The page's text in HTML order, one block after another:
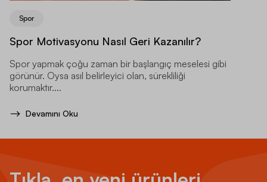
Spor
Spor Motivasyonu Nasıl Geri Kazanılır?
Spor yapmak çoğu zaman bir başlangıç meselesi gibi
görünür. Oysa asıl belirleyici olan, sürekliliği
korumaktır....
Devamını Oku